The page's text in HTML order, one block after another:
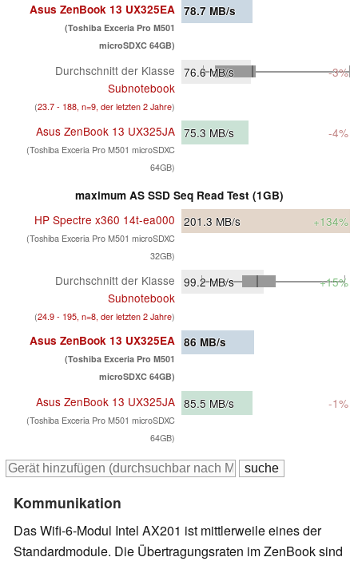
Asus ZenBook 13 UX325EA
(Toshiba Exceria Pro M501
microSDXC 64GB)
78.7 MB/s
Durchschnitt der Klasse
Subnotebook
(23.7 - 188, n=9, der letzten 2 Jahre)
76.6MB/s -3%
Asus ZenBook 13 UX325JA
(Toshiba Exceria Pro M501 microSDXC
64GB)
75.3 MB/s -4%
maximum AS SSD Seq Read Test (1GB)
HP Spectre x360 14t-ea000
(Toshiba Exceria Pro M501 microSDXC
32GB)
201.3 MB/s +134%
Durchschnitt der Klasse
Subnotebook
(24.9 - 195, n=8, der letzten 2 Jahre)
99.2MB/s +15%
Asus ZenBook 13 UX325EA
(Toshiba Exceria Pro M501
microSDXC 64GB)
86 MB/s
Asus ZenBook 13 UX325JA
(Toshiba Exceria Pro M501 microSDXC
64GB)
85.5 MB/s -1%
Kommunikation
Das Wifi-6-Modul Intel AX201 ist mittlerweile eines der
Standardmodule. Die Übertragungsraten im ZenBook sind